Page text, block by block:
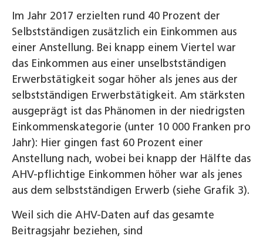
Im Jahr 2017 erzielten rund 40 Prozent der
Selbstständigen zusätzlich ein Einkommen aus
einer Anstellung. Bei knapp einem Viertel war
das Einkommen aus einer unselbstständigen
Erwerbstätigkeit sogar höher als jenes aus der
selbstständigen Erwerbstätigkeit. Am stärksten
ausgeprägt ist das Phänomen in der niedrigsten
Einkommenskategorie (unter 10 000 Franken pro
Jahr): Hier gingen fast 60 Prozent einer
Anstellung nach, wobei bei knapp der Hälfte das
AHV-pflichtige Einkommen höher war als jenes
aus dem selbstständigen Erwerb (siehe Grafik 3).
Weil sich die AHV-Daten auf das gesamte
Beitragsjahr beziehen, sind